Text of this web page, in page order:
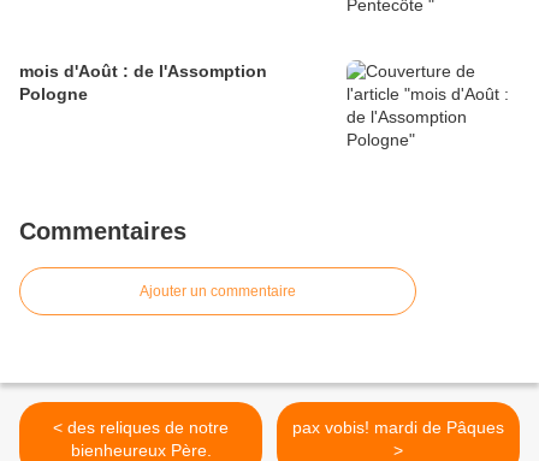
mois d'Août : de l'Assomption
Pologne
Commentaires
Ajouter un commentaire
< des reliques de notre
bienheureux Père.
pax vobis! mardi de Pâques
>